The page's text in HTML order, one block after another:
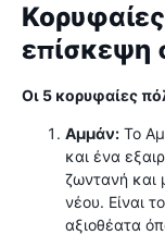
επίσκεψη
Οι 5 κορυφαίες
Αμμάν: Το
και ένα
ζωντανή και
νέου. Είναι
αξιοθέατα